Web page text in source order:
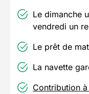
Le dimanche
vendredi un
Le prêt de
La navette
Contribution